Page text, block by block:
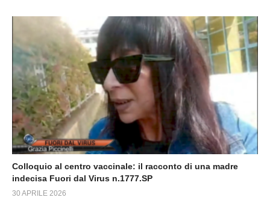
Colloquio al centro vaccinale: il racconto di una madre
indecisa Fuori dal Virus n.1777.SP
30 APRILE 2026